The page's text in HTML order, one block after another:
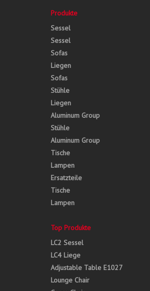
Produkte
Sessel
Sessel
Sofas
Liegen
Sofas
Stühle
Liegen
Aluminum Group
Stühle
Aluminum Group
Tische
Lampen
Ersatzteile
Tische
Lampen
Top Produkte
LC2 Sessel
LC4 Liege
Adjustable Table E1027
Lounge Chair